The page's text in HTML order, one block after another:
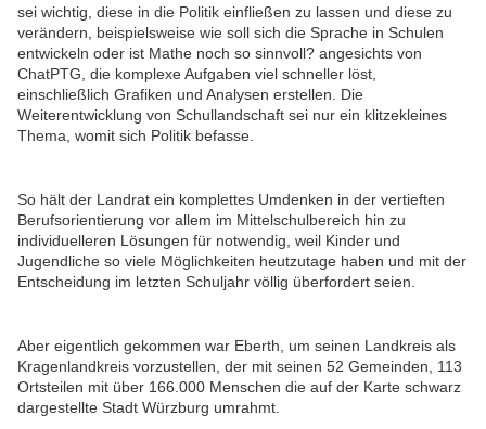
sei wichtig, diese in die Politik einfließen zu lassen und diese zu
verändern, beispielsweise wie soll sich die Sprache in Schulen
entwickeln oder ist Mathe noch so sinnvoll? angesichts von
ChatPTG, die komplexe Aufgaben viel schneller löst,
einschließlich Grafiken und Analysen erstellen. Die
Weiterentwicklung von Schullandschaft sei nur ein klitzekleines
Thema, womit sich Politik befasse.
So hält der Landrat ein komplettes Umdenken in der vertieften
Berufsorientierung vor allem im Mittelschulbereich hin zu
individuelleren Lösungen für notwendig, weil Kinder und
Jugendliche so viele Möglichkeiten heutzutage haben und mit der
Entscheidung im letzten Schuljahr völlig überfordert seien.
Aber eigentlich gekommen war Eberth, um seinen Landkreis als
Kragenlandkreis vorzustellen, der mit seinen 52 Gemeinden, 113
Ortsteilen mit über 166.000 Menschen die auf der Karte schwarz
dargestellte Stadt Würzburg umrahmt.